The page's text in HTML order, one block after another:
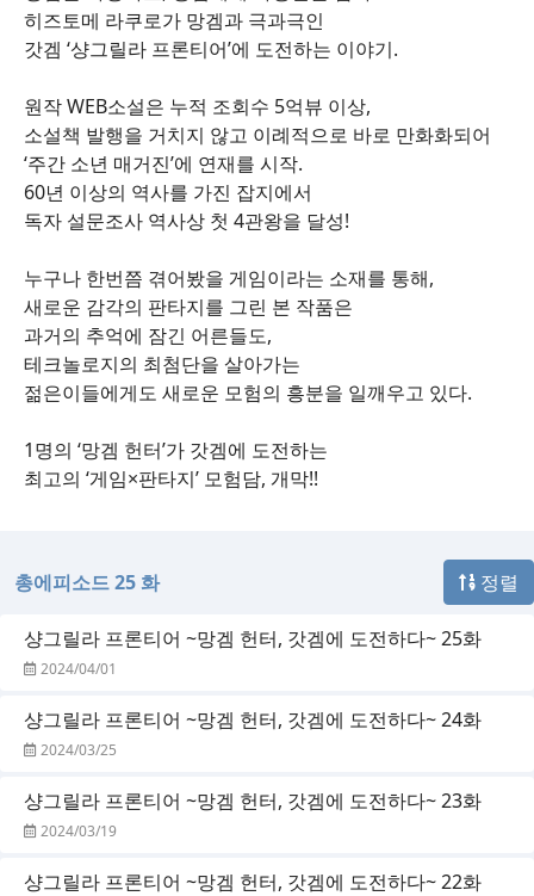
히즈토메 라쿠로가 망겜과 극과극인
갓겜 ‘샹그릴라 프론티어’에 도전하는 이야기.
원작 WEB소설은 누적 조회수 5억뷰 이상,
소설책 발행을 거치지 않고 이례적으로 바로 만화화되어
‘주간 소년 매거진’에 연재를 시작.
60년 이상의 역사를 가진 잡지에서
독자 설문조사 역사상 첫 4관왕을 달성!
누구나 한번쯤 겪어봤을 게임이라는 소재를 통해,
새로운 감각의 판타지를 그린 본 작품은
과거의 추억에 잠긴 어른들도,
테크놀로지의 최첨단을 살아가는
젊은이들에게도 새로운 모험의 흥분을 일깨우고 있다.
1명의 ‘망겜 헌터’가 갓겜에 도전하는
최고의 ‘게임×판타지’ 모험담, 개막!!
총에피소드 25 화 정렬
샹그릴라 프론티어 ~망겜 헌터, 갓겜에 도전하다~ 25화
2024/04/01
샹그릴라 프론티어 ~망겜 헌터, 갓겜에 도전하다~ 24화
2024/03/25
샹그릴라 프론티어 ~망겜 헌터, 갓겜에 도전하다~ 23화
2024/03/19
샹그릴라 프론티어 ~망겜 헌터, 갓겜에 도전하다~ 22화